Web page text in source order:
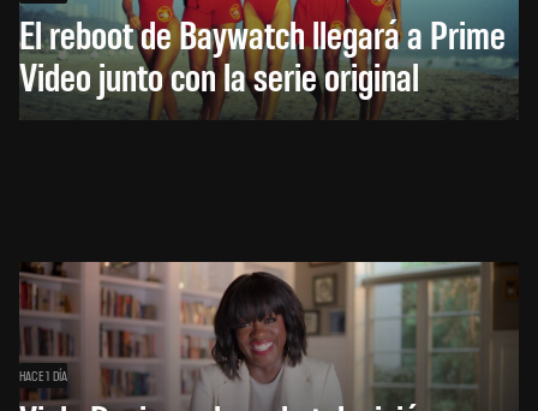
El reboot de Baywatch llegará a Prime
Video junto con la serie original
HACE 1 DÍA